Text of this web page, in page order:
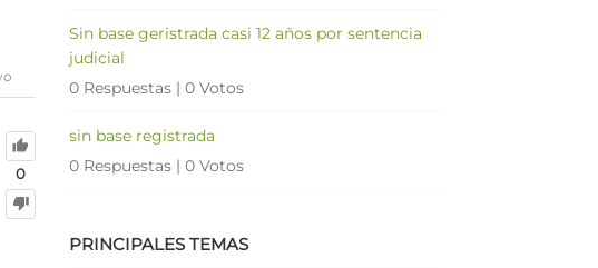
0
Sin base geristrada casi 12 años por sentencia
judicial
0 Respuestas | 0 Votos
sin base registrada
0 Respuestas | 0 Votos
PRINCIPALES TEMAS